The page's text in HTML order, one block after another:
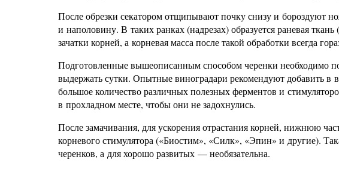
После обрезки секатором отщипывают почку снизу и бороздуют
и наполовину. В таких ранках (надрезах) образуется раневая
зачатки корней, а корневая масса после такой обработки всегда
Подготовленные вышеописанным способом черенки необходимо
выдержать сутки. Опытные виноградари рекомендуют добавить в
большое количество различных полезных ферментов и
в прохладном месте, чтобы они не задохнулись.
После замачивания, для ускорения отрастания корней, нижнюю
корневого стимулятора («Биостим», «Силк», «Эпин» и другие).
черенков, а для хорошо развитых — необязательна.